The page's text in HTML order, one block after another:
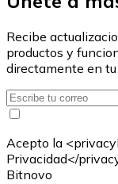
Recibe
productos y
directamente en tu
Acepto la
Privacidad</
Bitnovo